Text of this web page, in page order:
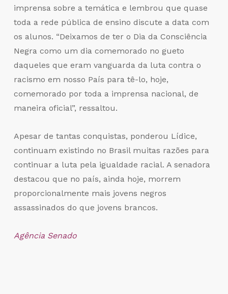
imprensa sobre a temática e lembrou que quase
toda a rede pública de ensino discute a data com
os alunos. “Deixamos de ter o Dia da Consciência
Negra como um dia comemorado no gueto
daqueles que eram vanguarda da luta contra o
racismo em nosso País para tê-lo, hoje,
comemorado por toda a imprensa nacional, de
maneira oficial”, ressaltou.
Apesar de tantas conquistas, ponderou Lídice,
continuam existindo no Brasil muitas razões para
continuar a luta pela igualdade racial. A senadora
destacou que no país, ainda hoje, morrem
proporcionalmente mais jovens negros
assassinados do que jovens brancos.
Agência Senado